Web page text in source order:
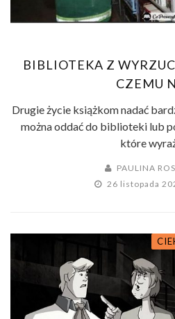
BIBLIOTEKA Z
CZEMU
Drugie życie książkom nadać
można oddać do biblioteki lub
które
PAULINA
26 listopada